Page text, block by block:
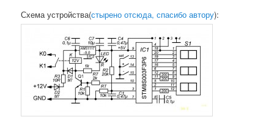
Схема устройства(стырено отсюда, спасибо автору):